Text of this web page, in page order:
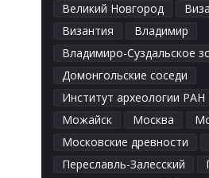
Великий Новгород
Византия
Владимир
Владимиро-Суздальское
Домонгольские соседи
Институт археологии РАН
Можайск
Москва
Московские древности
Переславль-Залесский